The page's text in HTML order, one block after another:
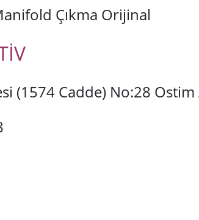
Çıkma Orijinal
(1574 Cadde) No:28